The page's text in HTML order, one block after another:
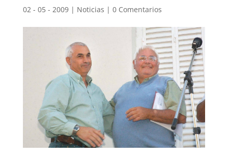
02 - 05 - 2009| Noticias | 0 Comentarios